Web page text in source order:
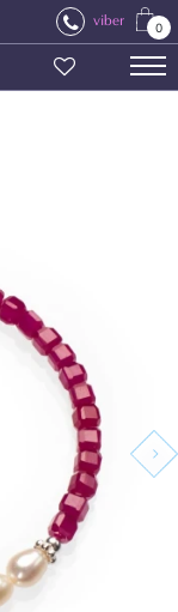
viber 0